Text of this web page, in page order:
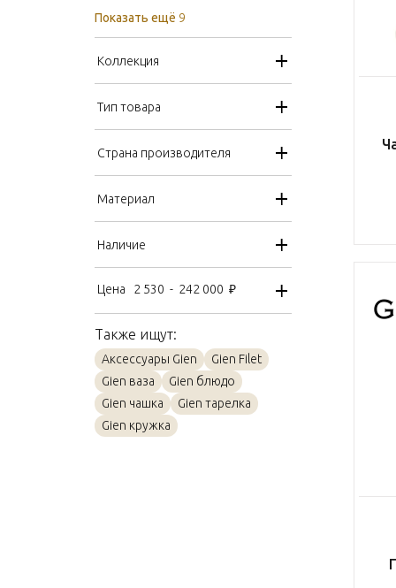
Показать ещё 9
Коллекция
Тип товара
Страна производителя
Материал
Наличие
Цена 2 530 - 242 000 ₽
Также ищут:
Аксессуары Gien
Gien Filet
Gien ваза
Gien блюдо
Gien чашка
Gien тарелка
Gien кружка